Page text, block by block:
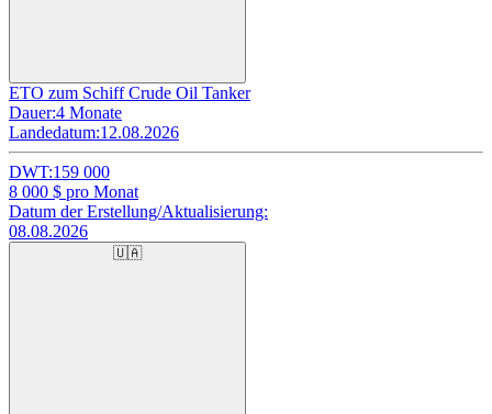
ETO zum Schiff Crude Oil Tanker
Dauer:4 Monate
Landedatum:12.08.2026
DWT:159 000
8 000 $ pro Monat
Datum der Erstellung/Aktualisierung:
08.08.2026
🇺🇦